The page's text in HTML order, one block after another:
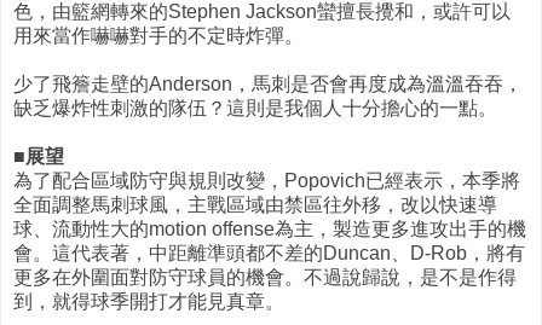
色，由籃網轉來的Stephen Jackson蠻擅長攪和，或許可以
用來當作嚇嚇對手的不定時炸彈。
少了飛簷走壁的Anderson，馬刺是否會再度成為溫溫吞吞，
缺乏爆炸性刺激的隊伍？這則是我個人十分擔心的一點。
■展望
為了配合區域防守與規則改變，Popovich已經表示，本季將
全面調整馬刺球風，主戰區域由禁區往外移，改以快速導
球、流動性大的motion offense為主，製造更多進攻出手的機
會。這代表著，中距離準頭都不差的Duncan、D-Rob，將有
更多在外圍面對防守球員的機會。不過說歸說，是不是作得
到，就得球季開打才能見真章。